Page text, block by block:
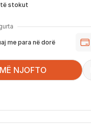
stokut
me para në dorë
MË NJOFTO